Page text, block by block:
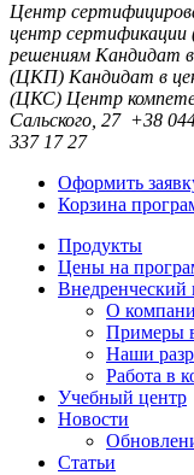
Центр
центр
решениям Кандидат
(ЦКП) Кандидат в
(ЦКС) Центр
Сальского, 27 +38
337 17 27
Оформить
Корзина
Продукты
Цены на
Внедренческий
О
Примеры
Наши
Работа в
Учебный центр
Новости
Статьи